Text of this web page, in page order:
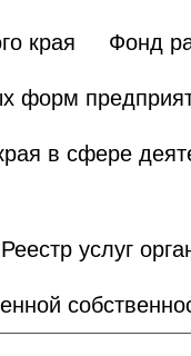
края Фонд
форм
в сфере
Реестр услуг